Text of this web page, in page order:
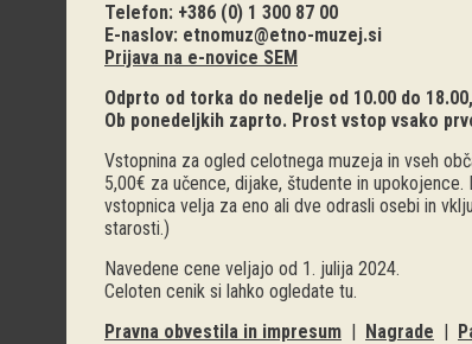
Telefon: +386 (0) 1 300 87 00
E-naslov: etnomuz@etno-muzej.si
Prijava na e-novice SEM
Odprto od torka do nedelje od 10.00 do
Ob ponedeljkih zaprto. Prost vstop vsako
Vstopnina za ogled celotnega muzeja in vseh
5,00€ za učence, dijake, študente in
vstopnica velja za eno ali dve odrasli osebi in
starosti.)
Navedene cene veljajo od 1. julija 2024.
Celoten cenik si lahko ogledate tu.
Pravna obvestila in impresum | Nagrade |